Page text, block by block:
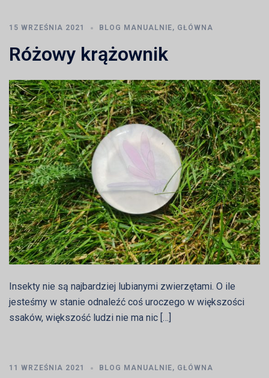
15 WRZEŚNIA 2021 BLOG MANUALNIE, GŁÓWNA
Różowy krążownik
Insekty nie są najbardziej lubianymi zwierzętami. O ile
jesteśmy w stanie odnaleźć coś uroczego w większości
ssaków, większość ludzi nie ma nic […]
11 WRZEŚNIA 2021 BLOG MANUALNIE, GŁÓWNA